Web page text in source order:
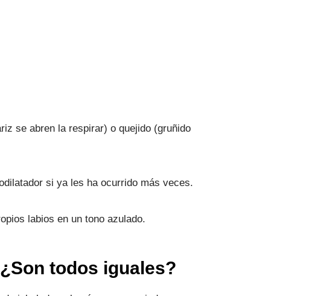
se abren la respirar) o quejido (gruñido
si ya les ha ocurrido más veces.
labios en un tono azulado.
todos iguales?